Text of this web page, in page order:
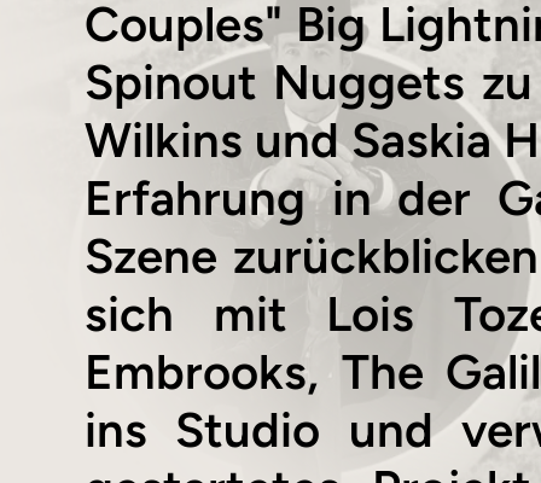
Couples" Big
Spinout Nuggets
Wilkins und Saskia
Erfahrung in der
Szene
sich mit Lois
Embrooks, The
ins Studio und